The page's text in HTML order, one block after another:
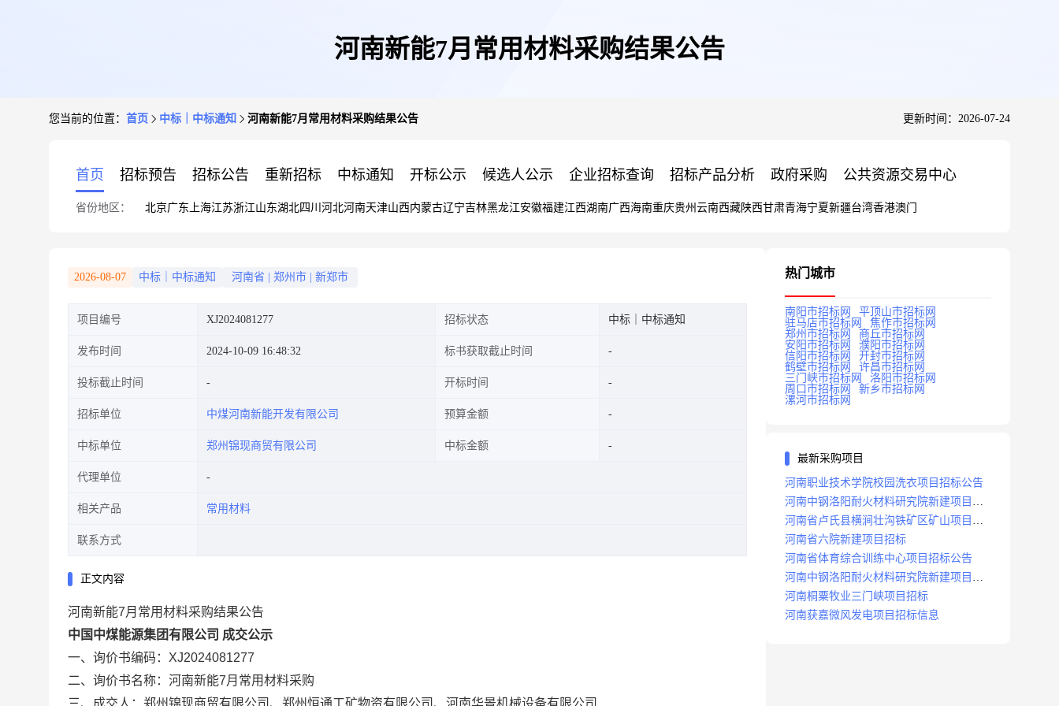
河南新能7月常用材料采购结果公告
您当前的位置： 首页 中标｜中标通知 河南新能7月常用材料采购结果公告 更新时间：2026-07-24
首页 招标预告 招标公告 重新招标 中标通知 开标公示 候选人公示 企业招标查询 招标产品分析 政府采购 公共资源交易中心
省份地区： 北京广东 上海江苏浙江山东湖北四川 河北河南天津山西内蒙古辽宁吉林黑龙江安徽福建江西湖南广西海南重庆贵州 云南西藏陕西甘肃青海宁夏新疆台湾香港澳门
2026-08-07 中标｜中标通知 河南省 郑州市 新郑市
项目编号 XJ2024081277 招标状态 中标｜中标通知
发布时间 2024-10-09 16:48:32 标书获取截止时间
投标截止时间 开标时间
招标单位 中煤河南新能开发有限公司 预算金额
中标单位 郑州锦现商贸有限公司 中标金额
代理单位
相关产品 常用材料
联系方式
正文内容
河南新能7月常用材料采购结果公告
中国中煤能源集团有限公司 成交公示
一、询价书编码：XJ2024081277
二、询价书名称：河南新能7月常用材料采购
三、成交人：郑州锦现商贸有限公司、郑州恒通工矿物资有限公司、河南华景机械设备有限公司
热门城市
南阳市招标网
平顶山市招标网
驻马店市招标网
焦作市招标网
郑州市招标网
商丘市招标网
安阳市招标网
濮阳市招标网
信阳市招标网
开封市招标网
鹤壁市招标网
许昌市招标网
三门峡市招标网
洛阳市招标网
周口市招标网
新乡市招标网
漯河市招标网
最新采购项目
河南职业技术学院校园洗衣项目招标公告
河南中钢洛阳耐火材料研究院新建项目招
标
河南省卢氏县横涧壮沟铁矿区矿山项目招
标公告
河南省六院新建项目招标
河南省体育综合训练中心项目招标公告
河南中钢洛阳耐火材料研究院新建项目招
标
河南桐粟牧业三门峡项目招标
河南获嘉微风发电项目招标信息